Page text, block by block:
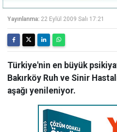
Yayınlanma: 22 Eylül 2009 Salı 17:21
Türkiye'nin en büyük
Bakırköy Ruh ve Sinir
aşağı yenileniyor.